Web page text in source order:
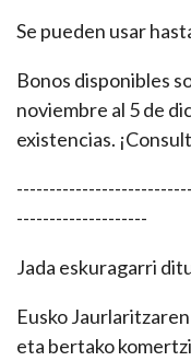
Se pueden usar
Bonos disponibles
noviembre al 5 de
existencias.
--------------------
Jada eskuragarri
Eusko
eta bertako